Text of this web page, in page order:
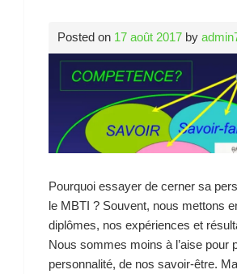
Posted on 17 août 2017 by
Pourquoi essayer de cerner sa
le MBTI ? Souvent, nous mettons
diplômes, nos expériences et
Nous sommes moins à l’aise pour
personnalité, de nos savoir-être.